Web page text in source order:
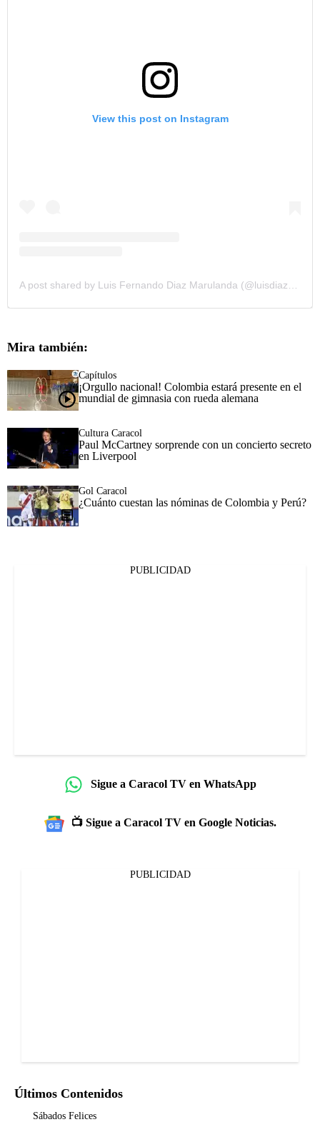
View this post on Instagram
Mira también:
Capítulos
¡Orgullo nacional! Colombia estará presente en el
mundial de gimnasia con rueda alemana
Cultura Caracol
Paul McCartney sorprende con un concierto secreto
en Liverpool
Gol Caracol
¿Cuánto cuestan las nóminas de Colombia y Perú?
PUBLICIDAD
Sigue a Caracol TV en WhatsApp
📺 Sigue a Caracol TV en Google Noticias.
PUBLICIDAD
Últimos Contenidos
Sábados Felices